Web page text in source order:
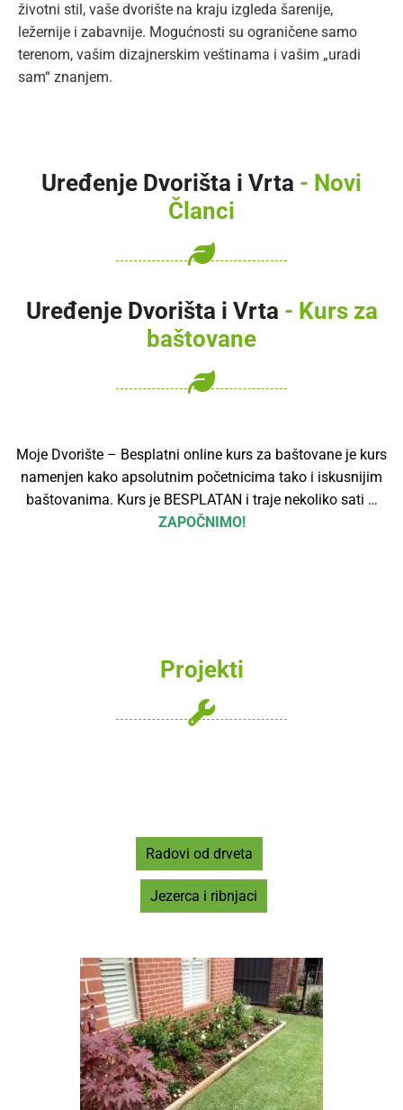
životni stil, vaše dvorište na kraju izgleda šarenije,
ležernije i zabavnije. Mogućnosti su ograničene samo
terenom, vašim dizajnerskim veštinama i vašim „uradi
sam“ znanjem.
Uređenje Dvorišta i Vrta - Novi
Članci
Uređenje Dvorišta i Vrta - Kurs za
baštovane
Moje Dvorište – Besplatni online kurs za baštovane je kurs
namenjen kako apsolutnim početnicima tako i iskusnijim
baštovanima. Kurs je BESPLATAN i traje nekoliko sati …
ZAPOČNIMO!
Projekti
Radovi od drveta
Jezerca i ribnjaci